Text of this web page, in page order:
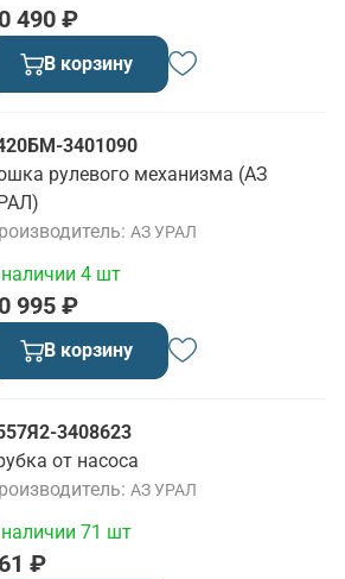
490 ₽
В корзину
3401090
рулевого механизма (АЗ
АЗ УРАЛ
995 ₽
4 шт
В корзину
3408623
от насоса
АЗ УРАЛ
₽
71 шт